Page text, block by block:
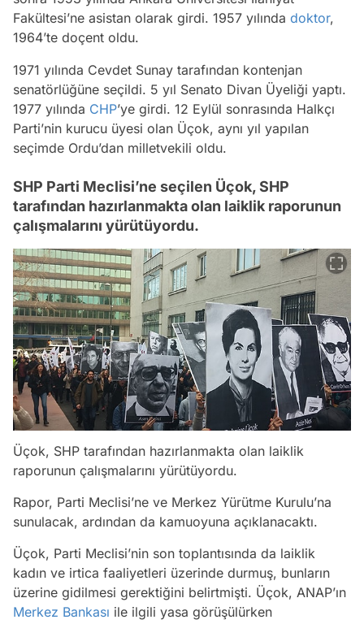
Fakültesi’ne asistan olarak girdi. 1957 yılında doktor,
1964’te doçent oldu.
1971 yılında Cevdet Sunay tarafından kontenjan
senatörlüğüne seçildi. 5 yıl Senato Divan Üyeliği yaptı.
1977 yılında CHP’ye girdi. 12 Eylül sonrasında Halkçı
Parti’nin kurucu üyesi olan Üçok, aynı yıl yapılan
seçimde Ordu’dan milletvekili oldu.
SHP Parti Meclisi’ne seçilen Üçok, SHP
tarafından hazırlanmakta olan laiklik raporunun
çalışmalarını yürütüyordu.
Üçok, SHP tarafından hazırlanmakta olan laiklik
raporunun çalışmalarını yürütüyordu.
Rapor, Parti Meclisi’ne ve Merkez Yürütme Kurulu’na
sunulacak, ardından da kamuoyuna açıklanacaktı.
Üçok, Parti Meclisi’nin son toplantısında da laiklik
kadın ve irtica faaliyetleri üzerinde durmuş, bunların
üzerine gidilmesi gerektiğini belirtmişti. Üçok, ANAP’ın
Merkez Bankası ile ilgili yasa görüşülürken